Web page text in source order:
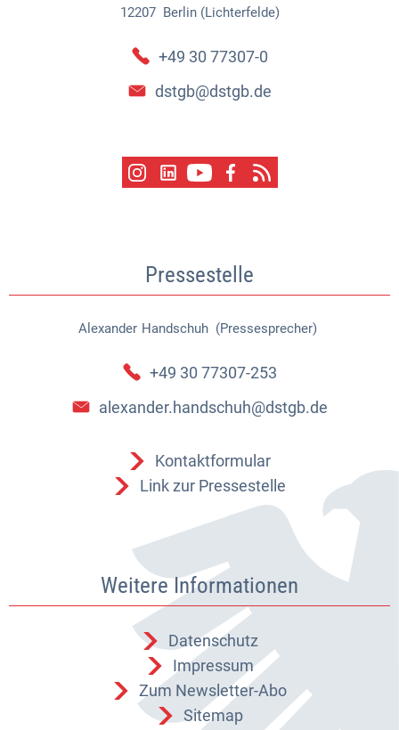
12207 Berlin (Lichterfelde)
+49 30 77307-0
dstgb@dstgb.de
Pressestelle
Alexander Handschuh (Pressesprecher)
Alexander Handschuh
+49 30 77307-253
alexander.handschuh@dstgb.de
Kontaktformular
Link zur Pressestelle
Weitere Informationen
Datenschutz
Impressum
Zum Newsletter-Abo
Sitemap